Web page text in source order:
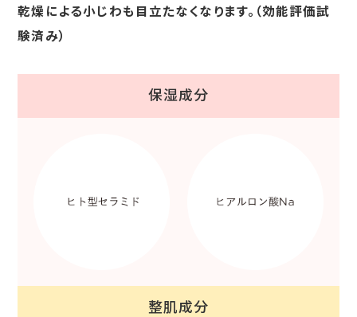
乾燥による小じわも目立たなくなります。（効能評価試
験済み）
保湿成分
整肌成分